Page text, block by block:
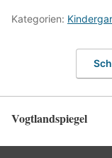
Kategorien:
Vogtlandspiegel